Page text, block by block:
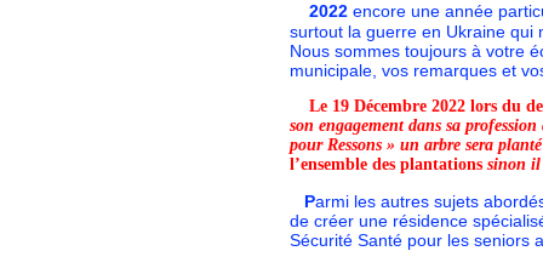
2022 encore une année
surtout la guerre en Ukraine qui
Nous sommes toujours à votre
municipale, vos remarques et
Le 19 Décembre 2022 lors du
son engagementdans sa
pour Ressons » un arbre sera
l’ensemble des plantations sinon il
Parmi les autres sujets
de créer une résidence
Sécurité Santé pour les seniors